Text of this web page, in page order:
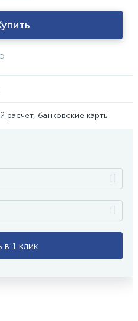
расчет, банковские карты
в 1 клик